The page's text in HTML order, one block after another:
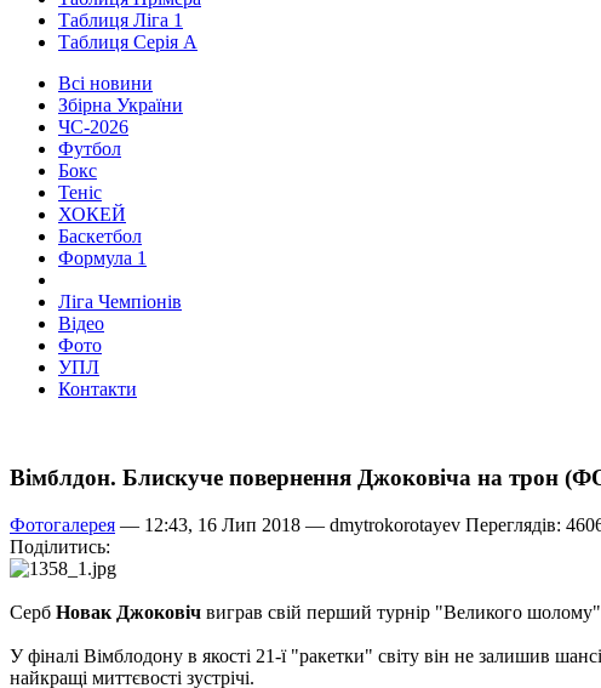
Таблиця Ліга 1
Таблиця Серія А
Всі новини
Збірна України
ЧС-2026
Футбол
Бокс
Теніс
ХОКЕЙ
Баскетбол
Формула 1
Ліга Чемпіонів
Відео
Фото
УПЛ
Контакти
Вімблдон. Блискуче повернення Джоковіча на трон
Фотогалерея — 12:43, 16 Лип 2018 — dmytrokorotayev Переглядів:
Поділитись:
Серб Новак Джоковіч виграв свій перший турнір "Великого
У фіналі Вімблодону в якості 21-ї "ракетки" світу він не залишив
найкращі миттєвості зустрічі.